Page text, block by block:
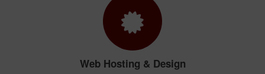
Web Hosting & Design